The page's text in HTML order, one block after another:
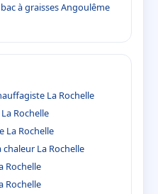
à graisses Angoulême
La Rochelle
Rochelle
La Rochelle
chaleur La Rochelle
Rochelle
Rochelle